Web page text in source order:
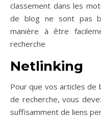
classement dans les
de blog ne sont pas
manière à être
recherche
Netlinking
Pour que vos articles de
de recherche, vous
suffisamment de liens